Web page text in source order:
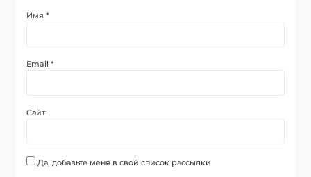
Имя*
Email*
Сайт
Да, добавьте меня в свой список рассылки